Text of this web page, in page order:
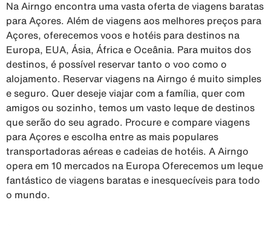
Na Airngo encontra uma vasta oferta de viagens baratas
para Açores. Além de viagens aos melhores preços para
Açores, oferecemos voos e hotéis para destinos na
Europa, EUA, Ásia, África e Oceânia. Para muitos dos
destinos, é possível reservar tanto o voo como o
alojamento. Reservar viagens na Airngo é muito simples
e seguro. Quer deseje viajar com a família, quer com
amigos ou sozinho, temos um vasto leque de destinos
que serão do seu agrado. Procure e compare viagens
para Açores e escolha entre as mais populares
transportadoras aéreas e cadeias de hotéis. A Airngo
opera em 10 mercados na Europa Oferecemos um leque
fantástico de viagens baratas e inesquecíveis para todo
o mundo.